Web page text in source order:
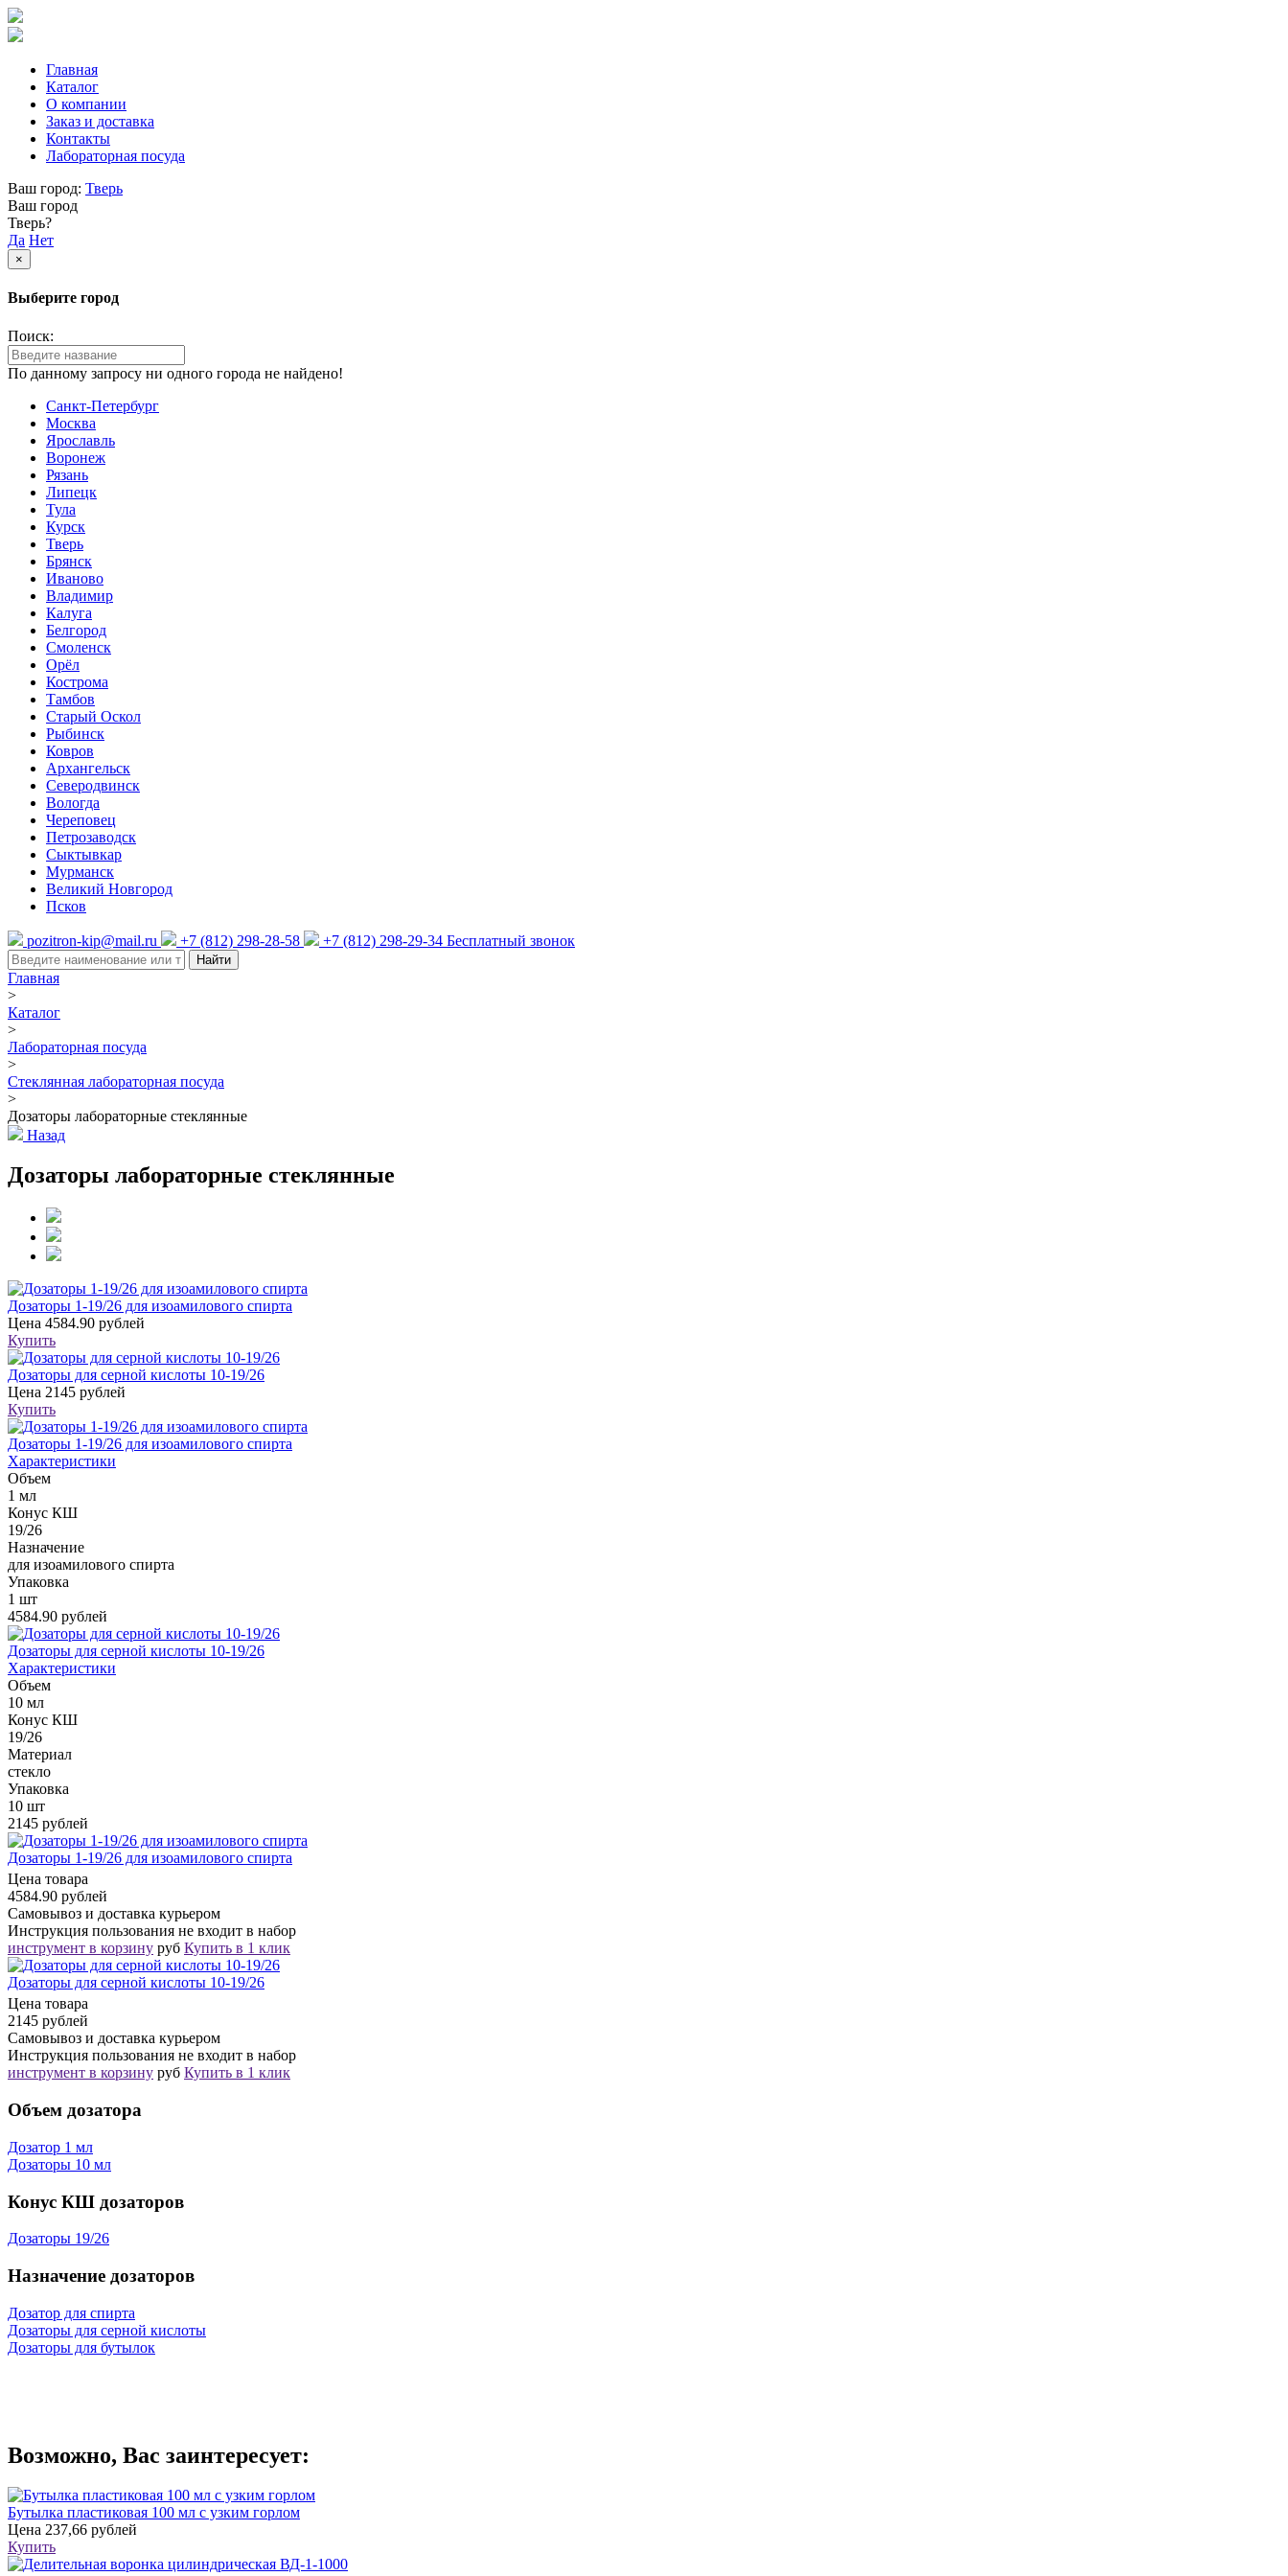
Главная
Каталог
О компании
Заказ и доставка
Контакты
Лабораторная посуда
Ваш город: Тверь
Ваш город
Тверь?
Да Нет
×
Выберите город
Поиск:
По данному запросу ни одного города не найдено!
Санкт-Петербург
Москва
Ярославль
Воронеж
Рязань
Липецк
Тула
Курск
Тверь
Брянск
Иваново
Владимир
Калуга
Белгород
Смоленск
Орёл
Кострома
Тамбов
Старый Оскол
Рыбинск
Ковров
Архангельск
Северодвинск
Вологда
Череповец
Петрозаводск
Сыктывкар
Мурманск
Великий Новгород
Псков
pozitron-kip@mail.ru +7 (812) 298-28-58 +7 (812) 298-29-34 Бесплатный звонок
Найти
Главная
>
Каталог
>
Лабораторная посуда
>
Стеклянная лабораторная посуда
>
Дозаторы лабораторные стеклянные
Назад
Дозаторы лабораторные стеклянные
Дозаторы 1-19/26 для изоамилового спирта
Цена 4584.90 рублей
Купить
Дозаторы для серной кислоты 10-19/26
Цена 2145 рублей
Купить
Дозаторы 1-19/26 для изоамилового спирта
Характеристики
Объем
1 мл
Конус КШ
19/26
Назначение
для изоамилового спирта
Упаковка
1 шт
4584.90 рублей
Дозаторы для серной кислоты 10-19/26
Характеристики
Объем
10 мл
Конус КШ
19/26
Материал
стекло
Упаковка
10 шт
2145 рублей
Дозаторы 1-19/26 для изоамилового спирта
Цена товара
4584.90 рублей
Самовывоз и доставка курьером
Инструкция пользования не входит в набор
инструмент в корзину руб Купить в 1 клик
Дозаторы для серной кислоты 10-19/26
Цена товара
2145 рублей
Самовывоз и доставка курьером
Инструкция пользования не входит в набор
инструмент в корзину руб Купить в 1 клик
Объем дозатора
Дозатор 1 мл
Дозаторы 10 мл
Конус КШ дозаторов
Дозаторы 19/26
Назначение дозаторов
Дозатор для спирта
Дозаторы для серной кислоты
Дозаторы для бутылок
Возможно, Вас заинтересует:
Бутылка пластиковая 100 мл с узким горлом
Цена 237,66 рублей
Купить